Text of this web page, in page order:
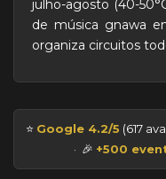
julho-agosto (40-
de música gnawa
organiza circuitos
⭐ Google 4.2/5 (617
· 🎉 +500